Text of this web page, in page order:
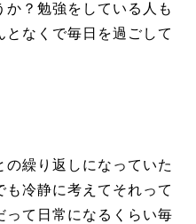
か？勉強をしている人も
なくで毎日を過ごして
繰り返しになっていた
冷静に考えてそれって
って日常になるくらい毎